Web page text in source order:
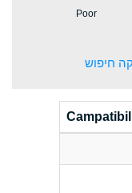
Poor
חיפוש